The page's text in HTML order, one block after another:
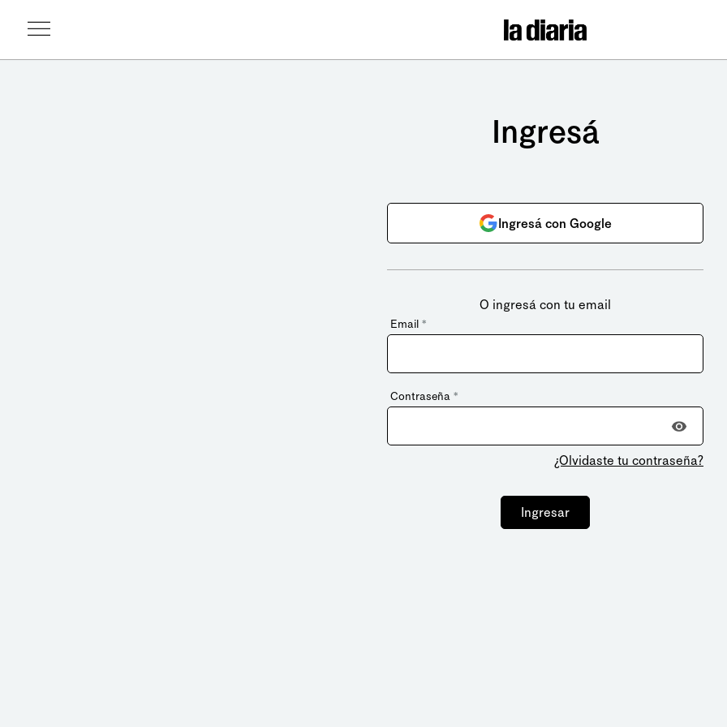
Ingresá
Ingresá con Google
O ingresá con tu email
Email *
Contraseña *
¿Olvidaste tu contraseña?
Ingresar